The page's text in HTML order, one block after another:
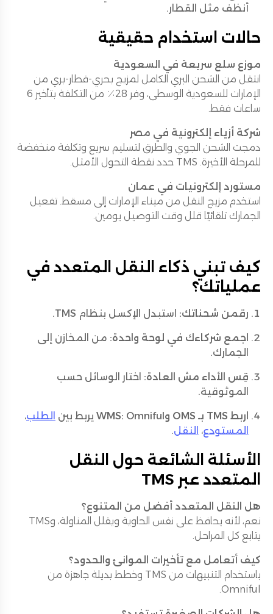
أنظف مثل القطار.
حالات استخدام حقيقية
موزع سلع سريعة في السعودية
انتقل من الشحن البري الكامل لمزيج بحري-قطار-بري من
الإمارات للسعودية الوسطى، وفر 28٪ من التكلفة بتأخير 6
ساعات فقط.
شركة أزياء إلكترونية في مصر
دمجت الشحن الجوي والطرق لتسليم سريع وتكلفة منخفضة
للمرحلة الأخيرة. TMS حدد نقطة التحول الأمثل.
مستورد إلكترونيات في عمان
استخدم مزيج النقل من ميناء الإمارات إلى مسقط. تفعيل
الجمارك تلقائيًا قلل وقت التوصيل يومين.
كيف تبني ذكاء النقل المتعدد في
عملياتك؟
رقمن شحناتك: استبدل الإكسل بنظام TMS.
اجمع شركاءك في لوحة واحدة: من المخازن إلى
الجمارك.
قِس الأداء مش العادة: اختار الوسائل حسب
الموثوقية.
اربط TMS بـ OMS وWMS: Omniful يربط بين الطلب،
المستودع، النقل.
الأسئلة الشائعة حول النقل
المتعدد عبر TMS
هل النقل المتعدد أفضل من المتنوع؟
نعم، لأنه يحافظ على نفس الحاوية ويقلل المناولة، وTMS
يتابع كل المراحل.
كيف أتعامل مع تأخيرات الموانئ والحدود؟
باستخدام التنبيهات من TMS وخطط بديلة جاهزة من
Omniful.